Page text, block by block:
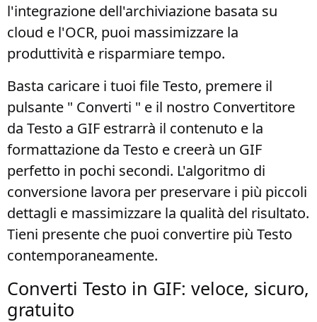
l'integrazione dell'archiviazione basata su
cloud e l'OCR, puoi massimizzare la
produttività e risparmiare tempo.
Basta caricare i tuoi file Testo, premere il
pulsante " Converti " e il nostro Convertitore
da Testo a GIF estrarrà il contenuto e la
formattazione da Testo e creerà un GIF
perfetto in pochi secondi. L'algoritmo di
conversione lavora per preservare i più piccoli
dettagli e massimizzare la qualità del risultato.
Tieni presente che puoi convertire più Testo
contemporaneamente.
Converti Testo in GIF: veloce, sicuro,
gratuito